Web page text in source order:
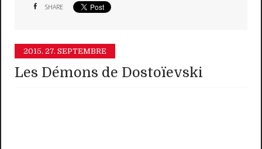
SHARE
2015. 27. SEPTEMBRE
Les Démons de Dostoïevski